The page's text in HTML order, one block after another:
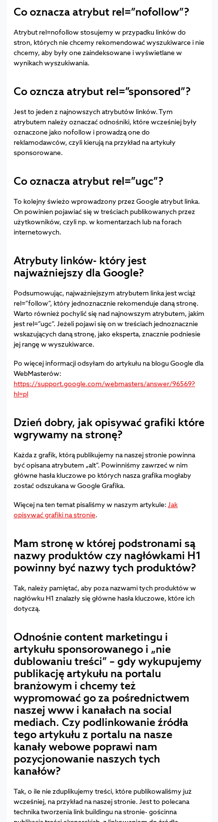
Co oznacza atrybut rel=”nofollow”?
Atrybut rel=nofollow stosujemy w przypadku linków do
stron, których nie chcemy rekomendować wyszukiwarce i nie
chcemy, aby były one zaindeksowane i wyświetlane w
wynikach wyszukiwania.
Co ozncza atrybut rel=”sponsored”?
Jest to jeden z najnowszych atrybutów linków. Tym
atrybutem należy oznaczać odnośniki, które wcześniej były
oznaczone jako nofollow i prowadzą one do
reklamodawców, czyli kierują na przykład na artykuły
sponsorowane.
Co oznacza atrybut rel=”ugc”?
To kolejny świeżo wprowadzony przez Google atrybut linka.
On powinien pojawiać się w treściach publikowanych przez
użytkowników, czyli np. w komentarzach lub na forach
internetowych.
Atrybuty linków- który jest
najważniejszy dla Google?
Podsumowując, najważniejszym atrybutem linka jest wciąż
rel=”follow”, który jednoznacznie rekomenduje daną stronę.
Warto również pochylić się nad najnowszym atrybutem, jakim
jest rel=”ugc”. Jeżeli pojawi się on w treściach jednoznacznie
wskazujących daną stronę, jako eksperta, znacznie podniesie
jej rangę w wyszukiwarce.
Po więcej informacji odsyłam do artykułu na blogu Google dla
WebMasterów:
https://support.google.com/webmasters/answer/96569?
hl=pl
Dzień dobry, jak opisywać grafiki które
wgrywamy na stronę?
Każda z grafik, którą publikujemy na naszej stronie powinna
być opisana atrybutem „alt”. Powinniśmy zawrzeć w nim
główne hasła kluczowe po których nasza grafika mogłaby
zostać odszukana w Google Grafika.
Więcej na ten temat pisaliśmy w naszym artykule: Jak
opisywać grafiki na stronie.
Mam stronę w której podstronami są
nazwy produktów czy nagłówkami H1
powinny być nazwy tych produktów?
Tak, należy pamiętać, aby poza nazwami tych produktów w
nagłówku H1 znalazły się główne hasła kluczowe, które ich
dotyczą.
Odnośnie content marketingu i
artykułu sponsorowanego i „nie
dublowaniu treści” – gdy wykupujemy
publikację artykułu na portalu
branżowym i chcemy też
wypromować go za pośrednictwem
naszej www i kanałach na social
mediach. Czy podlinkowanie źródła
tego artykułu z portalu na nasze
kanały webowe poprawi nam
pozycjonowanie naszych tych
kanałów?
Tak, o ile nie zduplikujemy treści, które publikowaliśmy już
wcześniej, na przykład na naszej stronie. Jest to polecana
technika tworzenia link buildingu na stronie- gościnna